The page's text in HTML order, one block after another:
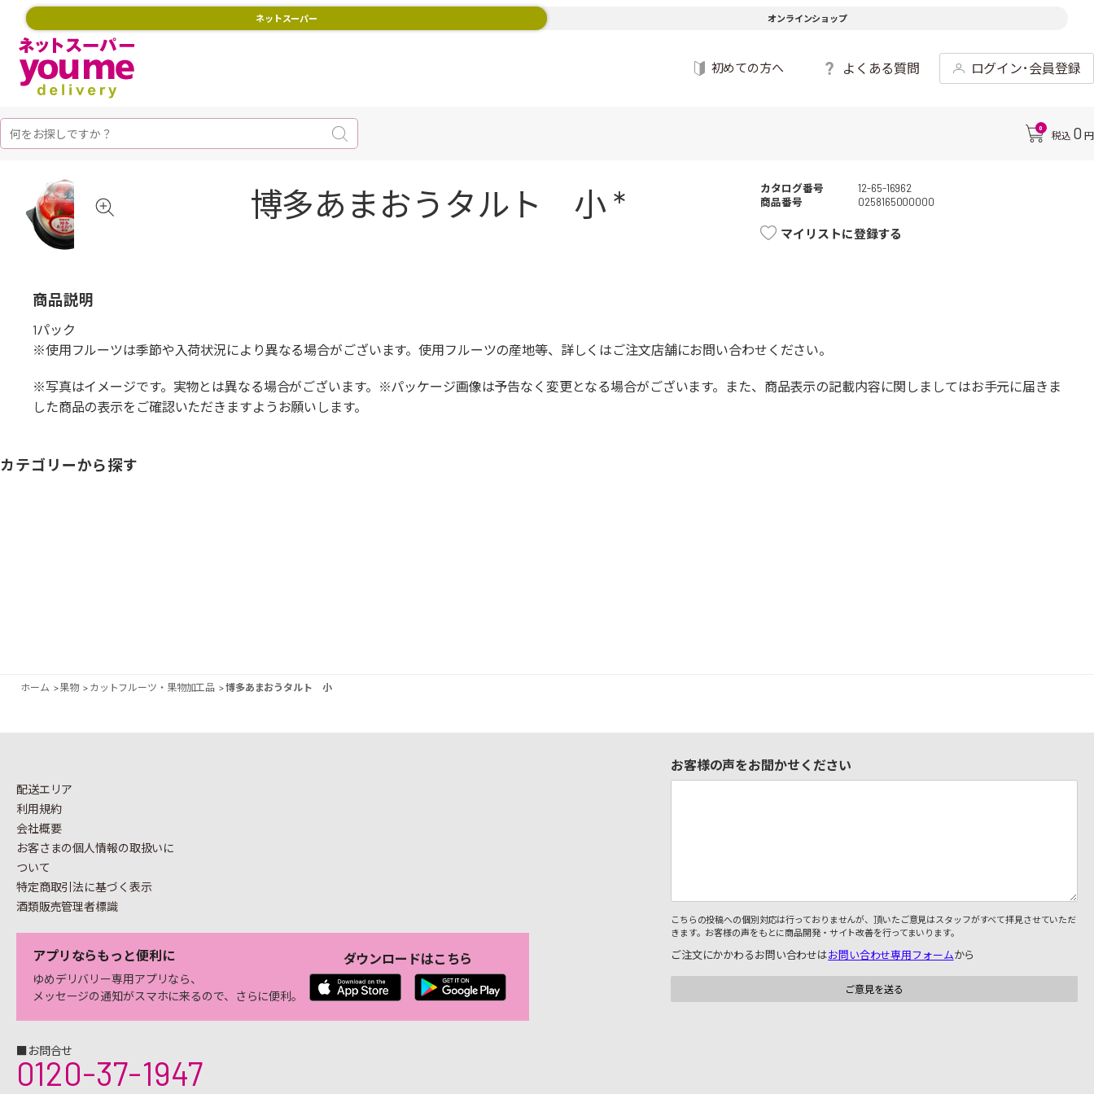
ネットスーパー オンラインショップ
初めての方へ よくある質問 ログイン･会員登録
0
税込 0 円
博多あまおうタルト 小 * カタログ番号
12-65-16962
商品番号
0258165000000
マイリストに登録する
商品説明
1パック
※使用フルーツは季節や入荷状況により異なる場合がございます。使用フルーツの産地等、詳しくはご注文店舗にお問い合わせください。
※写真はイメージです。実物とは異なる場合がございます。※パッケージ画像は予告なく変更となる場合がございます。また、商品表示の記載内容に関しましてはお手元に届きま
した商品の表示をご確認いただきますようお願いします。
カテゴリーから探す
ホーム >果物 > カットフルーツ・果物加工品 >博多あまおうタルト 小
配送エリア
利用規約
会社概要
お客さまの個人情報の取扱いに
ついて
特定商取引法に基づく表示
酒類販売管理者標識
アプリならもっと便利に
ゆめデリバリー専用アプリなら、
メッセージの通知がスマホに来るので、さらに便利。
ダウンロードはこちら
■お問合せ
0120-37-1947
お客様の声をお聞かせください
こちらの投稿への個別対応は行っておりませんが、頂いたご意見はスタッフがすべて拝見させていただ
きます。お客様の声をもとに商品開発・サイト改善を行ってまいります。
ご注文にかかわるお問い合わせはお問い合わせ専用フォームから